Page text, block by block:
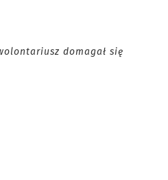
domagał się